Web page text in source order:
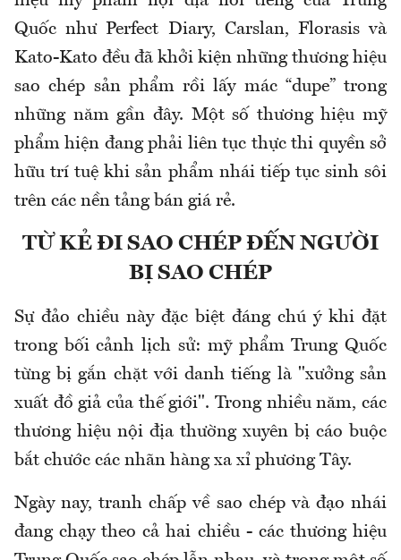
Quốc như Perfect Diary, Carslan, Florasis và
Kato-Kato đều đã khởi kiện những thương hiệu
sao chép sản phẩm rồi lấy mác “dupe” trong
những năm gần đây. Một số thương hiệu mỹ
phẩm hiện đang phải liên tục thực thi quyền sở
hữu trí tuệ khi sản phẩm nhái tiếp tục sinh sôi
trên các nền tảng bán giá rẻ.
TỪ KẺ ĐI SAO CHÉP ĐẾN NGƯỜI
BỊ SAO CHÉP
Sự đảo chiều này đặc biệt đáng chú ý khi đặt
trong bối cảnh lịch sử: mỹ phẩm Trung Quốc
từng bị gắn chặt với danh tiếng là "xưởng sản
xuất đồ giả của thế giới". Trong nhiều năm, các
thương hiệu nội địa thường xuyên bị cáo buộc
bắt chước các nhãn hàng xa xỉ phương Tây.
Ngày nay, tranh chấp về sao chép và đạo nhái
đang chạy theo cả hai chiều - các thương hiệu